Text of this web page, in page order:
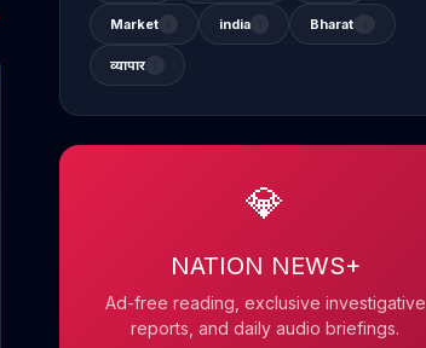
Market india Bharat
व्यापार
💎
NATION NEWS+
Ad-free reading, exclusive investigative
reports, and daily audio briefings.